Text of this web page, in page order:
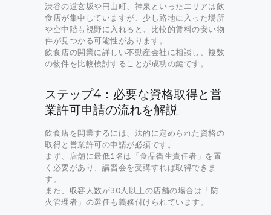
渋谷の道玄坂や円山町、神泉といったエリアは飲
食店が集中していますが、少し路地に入った場所
や空中階も視野に入れると、比較的賃料の安い物
件が見つかる可能性があります。
飲食店の開業に詳しい不動産会社に相談し、複数
の物件を比較検討することが成功の鍵です。
ステップ4：必要な資格取得と営
業許可申請の流れを解説
飲食店を開業するには、法的に定められた資格の
取得と営業許可の申請が必須です。
まず、店舗に最低1名は「食品衛生責任者」を置
く必要があり、講習会を受講すれば取得できま
す。
また、収容人数が30人以上の店舗の場合は「防
火管理者」の選任も義務付けられています。